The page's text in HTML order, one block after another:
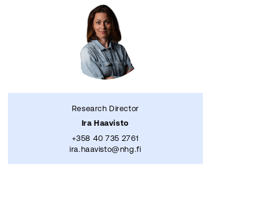
Research Director
Ira Haavisto
+358 40 735 2761
ira.haavisto@nhg.fi